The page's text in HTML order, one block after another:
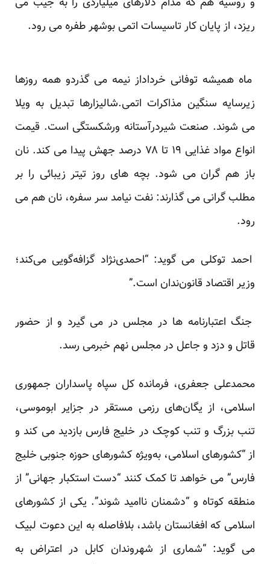
ریزد، از پایان کار تاسیسات اتمی بوشهر طفره می رود.
ماه همیشه توفانی خرداداز نیمه می گذردو همه روزها
زیرسایه سنگین مذاکرات اتمی.شالیزارها تبدیل به ویلا
می شوند. صنعت شیردرآستانه ورشکستگی است. قیمت
انواع مواد غذایی ۱۹ تا ۷۸ درصد جهش پیدا می کند. نان
باز هم گران می شود. بچه های روز تیتر زیبائی را بر
مطلب گرانی می گذارند: نفت نیامد سر سفره، نان هم می
رود.
احمد توکلی می گوید: “احمدی‌نژاد گزافه‌گویی می‌کند؛
وزیر اقتصاد قانون‌ندان است.”
جنگ اعتبارنامه ها در مجلس در می گیرد و از حضور
قاتل و دزد و جاعل در مجلس نهم خبرمی رسد.
محمدعلی جعفری، فرمانده کل سپاه پاسداران جمهوری
اسلامی، از یگان‌های رزمی مستقر در جزایر ابوموسی،
تنب بزرگ و تنب کوچک در خلیج فارس بازدید می کند و
از “کشورهای اسلامی، به‌ویژه کشورهای حوزه جنوبی خلیج‌
فارس” می خواهد تا کمک کنند “دست استکبار جهانی” از
منطقه کوتاه و “دشمنان ناامید شوند”. یکی از کشورهای
اسلامی که افغانستان باشد، بلافاصله به این دعوت لبیک
می گوید: “شماری از شهروندان کابل در اعتراض به